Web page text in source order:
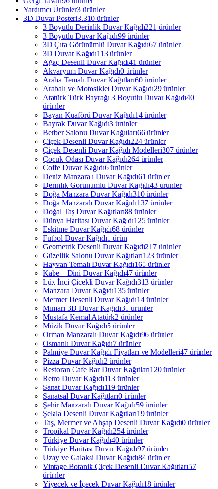
Yardımcı Ürünler3 ürünler
3D Duvar Posteri3.310 ürünler
3 Boyutlu Derinlik Duvar Kağıdı221 ürünler
3 Boyutlu Duvar Kağıdı99 ürünler
3D Çıta Görünümlü Duvar Kağıdı67 ürünler
3D Duvar Kağıdı113 ürünler
Ağaç Desenli Duvar Kağıdı41 ürünler
Akvaryum Duvar Kağıdı0 ürünler
Araba Temalı Duvar Kağıtları60 ürünler
Arabalı ve Motosiklet Duvar Kağıdı29 ürünler
Atatürk Türk Bayrağı 3 Boyutlu Duvar Kağıdı40
ürünler
Bayan Kuaförü Duvar Kağıdı14 ürünler
Bayrak Duvar Kağıdı3 ürünler
Berber Salonu Duvar Kağıtları66 ürünler
Çiçek Desenli Duvar Kağıdı224 ürünler
Çiçek Desenli Duvar Kağıdı Modelleri307 ürünler
Çocuk Odası Duvar Kağıdı264 ürünler
Coffe Duvar Kağıdı6 ürünler
Deniz Manzaralı Duvar Kağıdı61 ürünler
Derinlik Görünümlü Duvar Kağıdı43 ürünler
Doğa Manzara Duvar Kağıdı310 ürünler
Doğa Manzaralı Duvar Kağıdı137 ürünler
Doğal Taş Duvar Kağıtları88 ürünler
Dünya Haritası Duvar Kağıdı125 ürünler
Eskitme Duvar Kağıdı68 ürünler
Futbol Duvar Kağıdı1 ürün
Geometrik Desenli Duvar Kağıdı217 ürünler
Güzellik Salonu Duvar Kağıtları123 ürünler
Hayvan Temalı Duvar Kağıdı165 ürünler
Kabe – Dini Duvar Kağıdı47 ürünler
Lüx İnci Çicekli Duvar Kağıdı313 ürünler
Manzara Duvar Kağıdı135 ürünler
Mermer Desenli Duvar Kağıdı14 ürünler
Mimari 3D Duvar Kağıdı31 ürünler
Mustafa Kemal Atatürk2 ürünler
Müzik Duvar Kağıdı5 ürünler
Orman Manzaralı Duvar Kağıdı96 ürünler
Osmanlı Duvar Kağıdı7 ürünler
Palmiye Duvar Kağıdı Fiyatları ve Modelleri47 ürünler
Pizza Duvar Kağıdı2 ürünler
Restoran Cafe Bar Duvar Kağıtları120 ürünler
Retro Duvar Kağıdı113 ürünler
Sanat Duvar Kağıdı119 ürünler
Sanatsal Duvar Kağıtları0 ürünler
Şehir Manzaralı Duvar Kağıdı59 ürünler
Şelala Desenli Duvar Kağıtları19 ürünler
Taş, Mermer ve Ahşap Desenli Duvar Kağıdı0 ürünler
Tropikal Duvar Kağıdı254 ürünler
Türkiye Duvar Kağıdı40 ürünler
Türkiye Haritası Duvar Kağıdı97 ürünler
Uzay ve Galaksi Duvar Kağıdı84 ürünler
Vintage Botanik Çiçek Desenli Duvar Kağıtları57
ürünler
Yiyecek ve İçecek Duvar Kağıdı18 ürünler